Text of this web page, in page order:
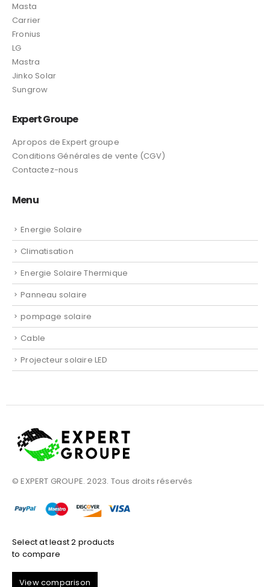
Masta
Carrier
Fronius
LG
Mastra
Jinko Solar
Sungrow
Expert Groupe
Apropos de Expert groupe
Conditions Générales de vente (CGV)
Contactez-nous
Menu
Energie Solaire
Climatisation
Energie Solaire Thermique
Panneau solaire
pompage solaire
Cable
Projecteur solaire LED
© EXPERT GROUPE. 2023. Tous droits réservés
Select at least 2 products
to compare
View comparison